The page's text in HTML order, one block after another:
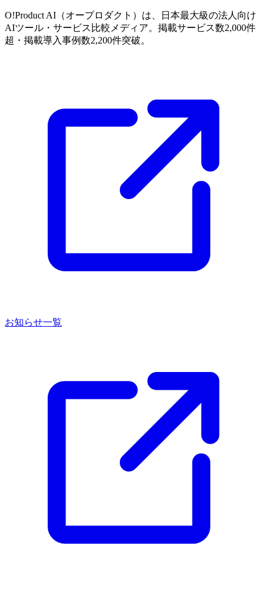
O!Product AI（オープロダクト）は、日本最大級の法人向け
AIツール・サービス比較メディア。掲載サービス数2,000件
超・掲載導入事例数2,200件突破。
お知らせ一覧